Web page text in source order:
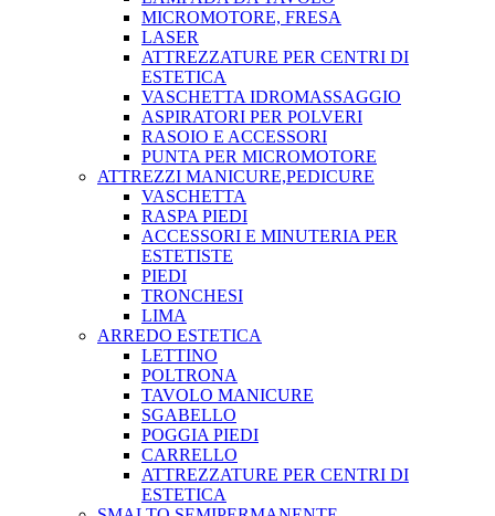
MICROMOTORE, FRESA
LASER
ATTREZZATURE PER CENTRI DI
ESTETICA
VASCHETTA IDROMASSAGGIO
ASPIRATORI PER POLVERI
RASOIO E ACCESSORI
PUNTA PER MICROMOTORE
ATTREZZI MANICURE,PEDICURE
VASCHETTA
RASPA PIEDI
ACCESSORI E MINUTERIA PER
ESTETISTE
PIEDI
TRONCHESI
LIMA
ARREDO ESTETICA
LETTINO
POLTRONA
TAVOLO MANICURE
SGABELLO
POGGIA PIEDI
CARRELLO
ATTREZZATURE PER CENTRI DI
ESTETICA